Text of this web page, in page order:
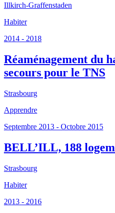
Illkirch-Graffenstaden
Habiter
2014 - 2018
Réaménagement du
secours pour le TNS
Strasbourg
Apprendre
Septembre 2013 - Octobre 2015
BELL’ILL, 188
Strasbourg
Habiter
2013 - 2016